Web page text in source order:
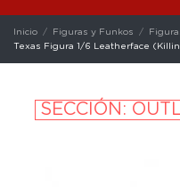
Inicio Figuras y Funkos
Texas Figura 1/6 Leatherface
SECCIÓN: